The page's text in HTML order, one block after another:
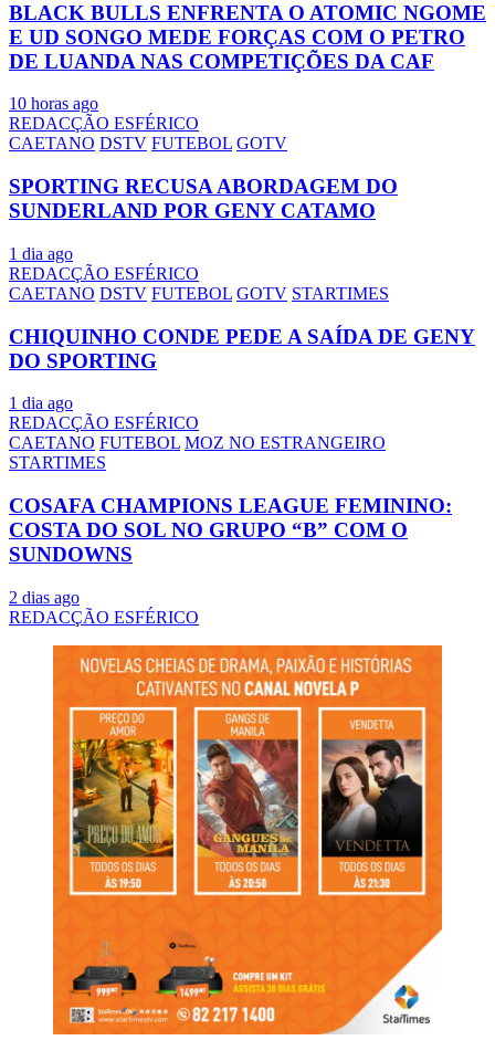
BLACK BULLS ENFRENTA O ATOMIC NGOME
E UD SONGO MEDE FORÇAS COM O PETRO
DE LUANDA NAS COMPETIÇÕES DA CAF
10 horas ago
REDACÇÃO ESFÉRICO
CAETANO DSTV FUTEBOL GOTV
SPORTING RECUSA ABORDAGEM DO
SUNDERLAND POR GENY CATAMO
1 dia ago
REDACÇÃO ESFÉRICO
CAETANO DSTV FUTEBOL GOTV STARTIMES
CHIQUINHO CONDE PEDE A SAÍDA DE GENY
DO SPORTING
1 dia ago
REDACÇÃO ESFÉRICO
CAETANO FUTEBOL MOZ NO ESTRANGEIRO
STARTIMES
COSAFA CHAMPIONS LEAGUE FEMININO:
COSTA DO SOL NO GRUPO “B” COM O
SUNDOWNS
2 dias ago
REDACÇÃO ESFÉRICO